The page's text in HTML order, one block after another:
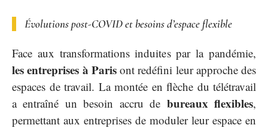
Évolutions post-COVID et besoins d’espace flexible
Face aux transformations induites par la pandémie,
les entreprises à Parisont redéfini leur approche des
espaces de travail. La montée en flèche du télétravail
a entraîné un besoin accru de bureaux flexibles,
permettant aux entreprises de moduler leur espace en